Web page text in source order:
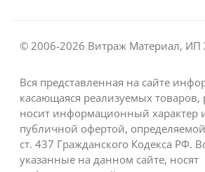
© 2006-2026 Витраж Материал, ИП
Вся представленная на сайте
касающаяся реализуемых товаров,
носит информационный характер
публичной офертой,
ст. 437 Гражданского Кодекса РФ.
указанные на данном сайте, носят